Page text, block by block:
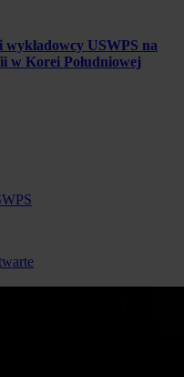
wykładowcy USWPS na
w Korei Południowej